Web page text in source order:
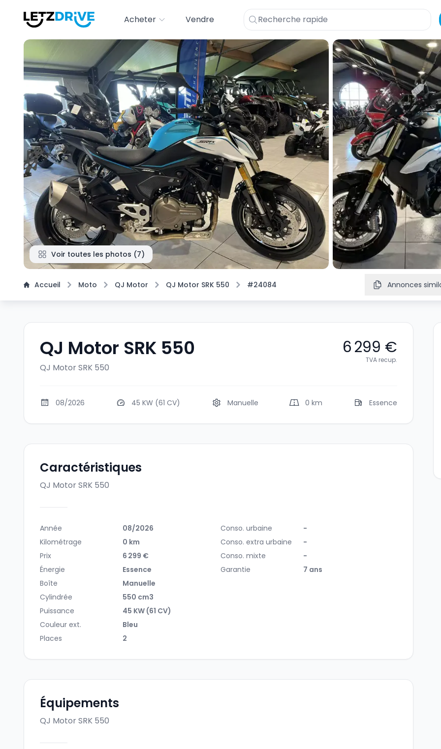
Acheter Vendre
Voir toutes les photos (7)
Accueil Moto QJ Motor QJ Motor SRK 550 #24084 Annonces
QJ Motor SRK 550
QJ Motor SRK 550
6 299 €
TVA recup.
08/2026 45 KW (61 CV) Manuelle 0 km Essence
Caractéristiques
QJ Motor SRK 550
Année
08/2026
Kilométrage
0 km
Prix
6 299 €
Énergie
Essence
Boîte
Manuelle
Cylindrée
550 cm3
Puissance
45 KW (61 CV)
Couleur ext.
Bleu
Places
2
Conso. urbaine
-
Conso. extra urbaine
-
Conso. mixte
-
Garantie
7 ans
Équipements
QJ Motor SRK 550